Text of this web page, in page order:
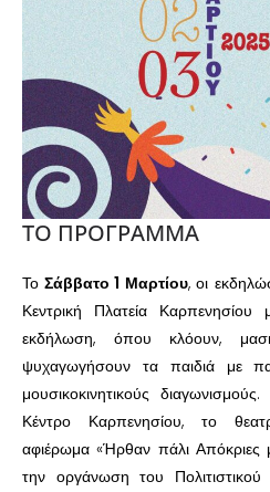
ΤΟ ΠΡΟΓΡΑΜΜΑ
Το Σάββατο 1 Μαρτίου, οι
Κεντρική Πλατεία Καρπενησίου
εκδήλωση, όπου κλόουν,
ψυχαγωγήσουν τα παιδιά με
μουσικοκινητικούς
Κέντρο Καρπενησίου, το
αφιέρωμα «Ήρθαν πάλι Απόκριες
την οργάνωση του